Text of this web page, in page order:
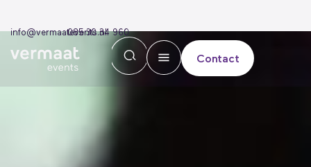
info@vermaatevents.nl
085 30 34 960
Contact